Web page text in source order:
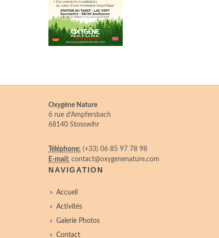
Oxygène Nature
6 rue d’Ampfersbach
68140 Stosswihr
Téléphone: (+33) 06 85 97 78 98
E-mail: contact@oxygenenature.com
NAVIGATION
Accueil
Activités
Galerie Photos
Contact